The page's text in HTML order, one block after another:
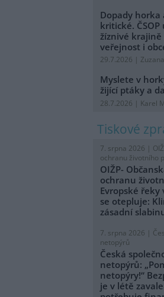
Dopady horka
kritické.
žíznivé krajině
veřejnost i
29.7.2026 |
Myslete v
žijící ptáky a
28.7.2026 | Karel
tiskové
7. srpna 2026 |
ochranu životního
OIŽP-
ochranu
Evropské řeky
se otepluje:
zásadní
7. srpna 2026 |
netopýrů
Česká
netopýrů:
netopýry!“
je v létě